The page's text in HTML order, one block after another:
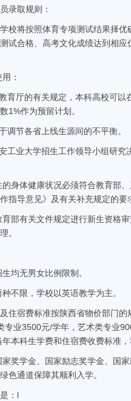
取规则：
将按照体育专项测试结果择优
试合格、高考文化成绩达到相
：
厅的有关规定，本科高校可以
1%作为预留计划。
节各省上线生源间的不平衡。
业大学招生工作领导小组研究
体健康状况必须符合教育部、
指导意见》及有关补充规定的要
有关文件规定进行新生资格审
。
无男女比例限制。
限，学校以英语教学为主。
宿费标准按陕西省物价部门的
专业3500元/学年，艺术类专业
本科生学费和住宿费收费标准
学金、国家励志奖学金、国家
色通道保障其顺利入学。
：l